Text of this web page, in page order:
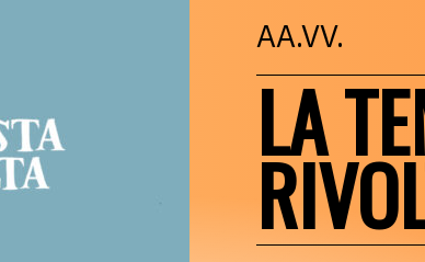
AA.VV.
LA